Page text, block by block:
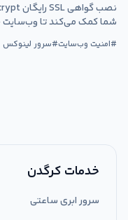
به‌طور کامل آموزش داده‌ایم.#امنیت وب‌سایت#سرور لینوکس
خدمات کرگدن
سرور ابری ساعتی